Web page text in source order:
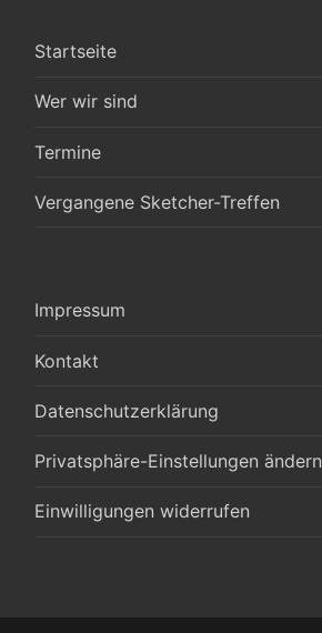
Startseite
Wer wir sind
Termine
Vergangene Sketcher-Treffen
Impressum
Kontakt
Datenschutzerklärung
Privatsphäre-Einstellungen ändern
Einwilligungen widerrufen